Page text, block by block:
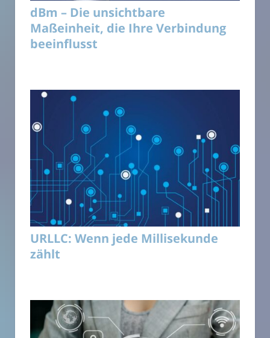
dBm – Die unsichtbare
Maßeinheit, die Ihre Verbindung
beeinflusst
URLLC: Wenn jede Millisekunde
zählt